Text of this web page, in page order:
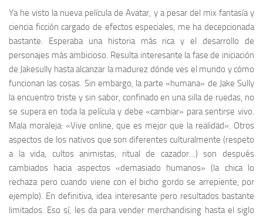
Ya he visto la nueva película de Avatar, y a pesar del mix fantasía y
ciencia ficción cargado de efectos especiales, me ha decepcionada
bastante. Esperaba una historia más rica y el desarrollo de
personajes más ambicioso. Resulta interesante la fase de iniciación
de Jakesully hasta alcanzar la madurez dónde ves el mundo y cómo
funcionan las cosas. Sin embargo, la parte «humana» de Jake Sully
la encuentro triste y sin sabor, confinado en una silla de ruedas, no
se supera en toda la película y debe «cambiar» para sentirse vivo.
Mala moraleja: «Vive online, que es mejor que la realidad». Otros
aspectos de los nativos que son diferentes culturalmente (respeto
a la vida, cultos animistas, ritual de cazador…) son después
cambiados hacia aspectos «demasiado humanos» (la chica lo
rechaza pero cuando viene con el bicho gordo se arrepiente, por
ejemplo). En definitiva, idea interesante pero resultados bastante
limitados. Eso sí, les da para vender merchandising hasta el siglo